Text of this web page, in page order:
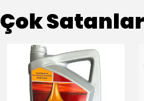
Çok Satanlar